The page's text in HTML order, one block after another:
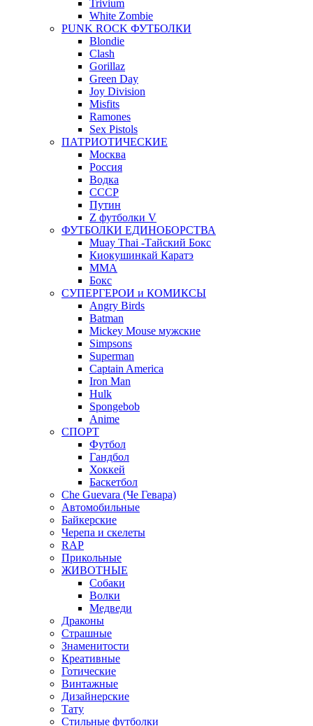
Trivium
White Zombie
PUNK ROCK ФУТБОЛКИ
Blondie
Clash
Gorillaz
Green Day
Joy Division
Misfits
Ramones
Sex Pistols
ПАТРИОТИЧЕСКИЕ
Москва
Россия
Водка
СССР
Путин
Z футболки V
ФУТБОЛКИ ЕДИНОБОРСТВА
Muay Thai -Тайский Бокс
Киокушинкай Каратэ
MMA
Бокс
СУПЕРГЕРОИ и КОМИКСЫ
Angry Birds
Batman
Mickey Mouse мужские
Simpsons
Superman
Captain America
Iron Man
Hulk
Spongebob
Anime
СПОРТ
Футбол
Гандбол
Хоккей
Баскетбол
Che Guevara (Че Гевара)
Автомобильные
Байкерские
Черепа и скелеты
RAP
Прикольные
ЖИВОТНЫЕ
Собаки
Волки
Медведи
Драконы
Страшные
Знаменитости
Креативные
Готические
Винтажные
Дизайнерские
Тату
Стильные футболки